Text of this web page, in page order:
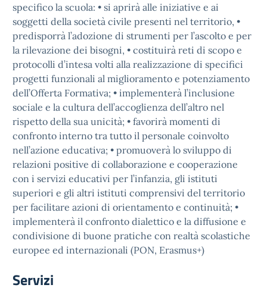
specifico la scuola: • si aprirà alle iniziative e ai
soggetti della società civile presenti nel territorio, •
predisporrà l’adozione di strumenti per l’ascolto e per
la rilevazione dei bisogni, • costituirà reti di scopo e
protocolli d’intesa volti alla realizzazione di specifici
progetti funzionali al miglioramento e potenziamento
dell’Offerta Formativa; • implementerà l’inclusione
sociale e la cultura dell’accoglienza dell’altro nel
rispetto della sua unicità; • favorirà momenti di
confronto interno tra tutto il personale coinvolto
nell’azione educativa; • promuoverà lo sviluppo di
relazioni positive di collaborazione e cooperazione
con i servizi educativi per l’infanzia, gli istituti
superiori e gli altri istituti comprensivi del territorio
per facilitare azioni di orientamento e continuità; •
implementerà il confronto dialettico e la diffusione e
condivisione di buone pratiche con realtà scolastiche
europee ed internazionali (PON, Erasmus+)
Servizi